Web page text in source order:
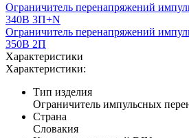
Ограничитель перенапряжений
340В 3П+N
Ограничитель перенапряжений
350В 2П
Характеристики
Характеристики:
Тип изделия
Ограничитель импульсных
Страна
Словакия